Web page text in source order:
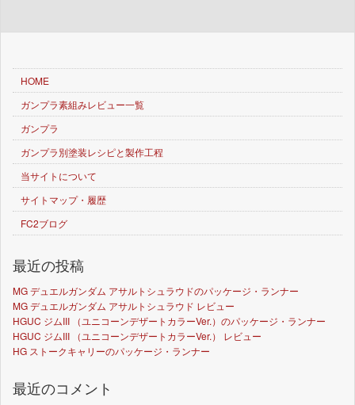
HOME
ガンプラ素組みレビュー一覧
ガンプラ
ガンプラ別塗装レシピと製作工程
当サイトについて
サイトマップ・履歴
FC2ブログ
最近の投稿
MG デュエルガンダム アサルトシュラウドのパッケージ・ランナー
MG デュエルガンダム アサルトシュラウド レビュー
HGUC ジムIII （ユニコーンデザートカラーVer.）のパッケージ・ランナー
HGUC ジムIII （ユニコーンデザートカラーVer.） レビュー
HG ストークキャリーのパッケージ・ランナー
最近のコメント